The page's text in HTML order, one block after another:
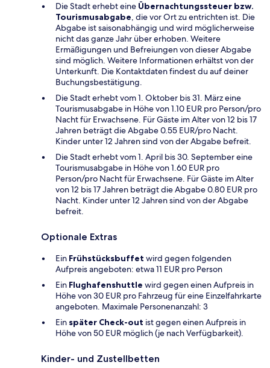
Die Stadt erhebt eine Übernachtungssteuer bzw.
Tourismusabgabe, die vor Ort zu entrichten ist. Die
Abgabe ist saisonabhängig und wird möglicherweise
nicht das ganze Jahr über erhoben. Weitere
Ermäßigungen und Befreiungen von dieser Abgabe
sind möglich. Weitere Informationen erhältst von der
Unterkunft. Die Kontaktdaten findest du auf deiner
Buchungsbestätigung.
Die Stadt erhebt vom 1. Oktober bis 31. März eine
Tourismusabgabe in Höhe von 1.10 EUR pro Person/pro
Nacht für Erwachsene. Für Gäste im Alter von 12 bis 17
Jahren beträgt die Abgabe 0.55 EUR/pro Nacht.
Kinder unter 12 Jahren sind von der Abgabe befreit.
Die Stadt erhebt vom 1. April bis 30. September eine
Tourismusabgabe in Höhe von 1.60 EUR pro
Person/pro Nacht für Erwachsene. Für Gäste im Alter
von 12 bis 17 Jahren beträgt die Abgabe 0.80 EUR pro
Nacht. Kinder unter 12 Jahren sind von der Abgabe
befreit.
Optionale Extras
Ein Frühstücksbuffet wird gegen folgenden
Aufpreis angeboten: etwa 11 EUR pro Person
Ein Flughafenshuttle wird gegen einen Aufpreis in
Höhe von 30 EUR pro Fahrzeug für eine Einzelfahrkarte
angeboten. Maximale Personenanzahl: 3
Ein später Check-out ist gegen einen Aufpreis in
Höhe von 50 EUR möglich (je nach Verfügbarkeit).
Kinder- und Zustellbetten